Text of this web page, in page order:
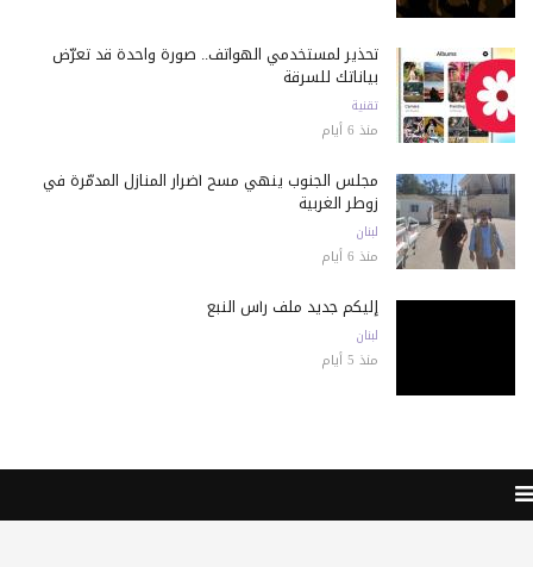
تحذير لمستخدمي الهواتف.. صورة واحدة قد تعرّض
بياناتك للسرقة
تقنية
منذ 6 أيام
مجلس الجنوب ينهي مسح أضرار المنازل المدمّرة في
زوطر الغربية
لبنان
منذ 6 أيام
إليكم جديد ملف رأس النبع
لبنان
منذ 5 أيام